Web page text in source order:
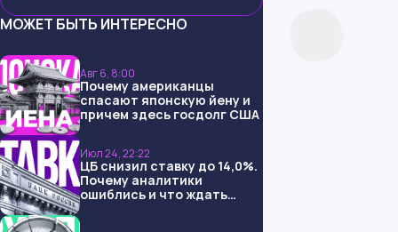
МОЖЕТ БЫТЬ ИНТЕРЕСНО
Авг 6, 8:00
Почему американцы
спасают японскую йену и
причем здесь госдолг США
Июл 24, 22:22
ЦБ снизил ставку до 14,0%.
Почему аналитики
ошиблись и что ждать